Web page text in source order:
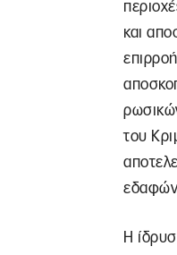
και
του
Η